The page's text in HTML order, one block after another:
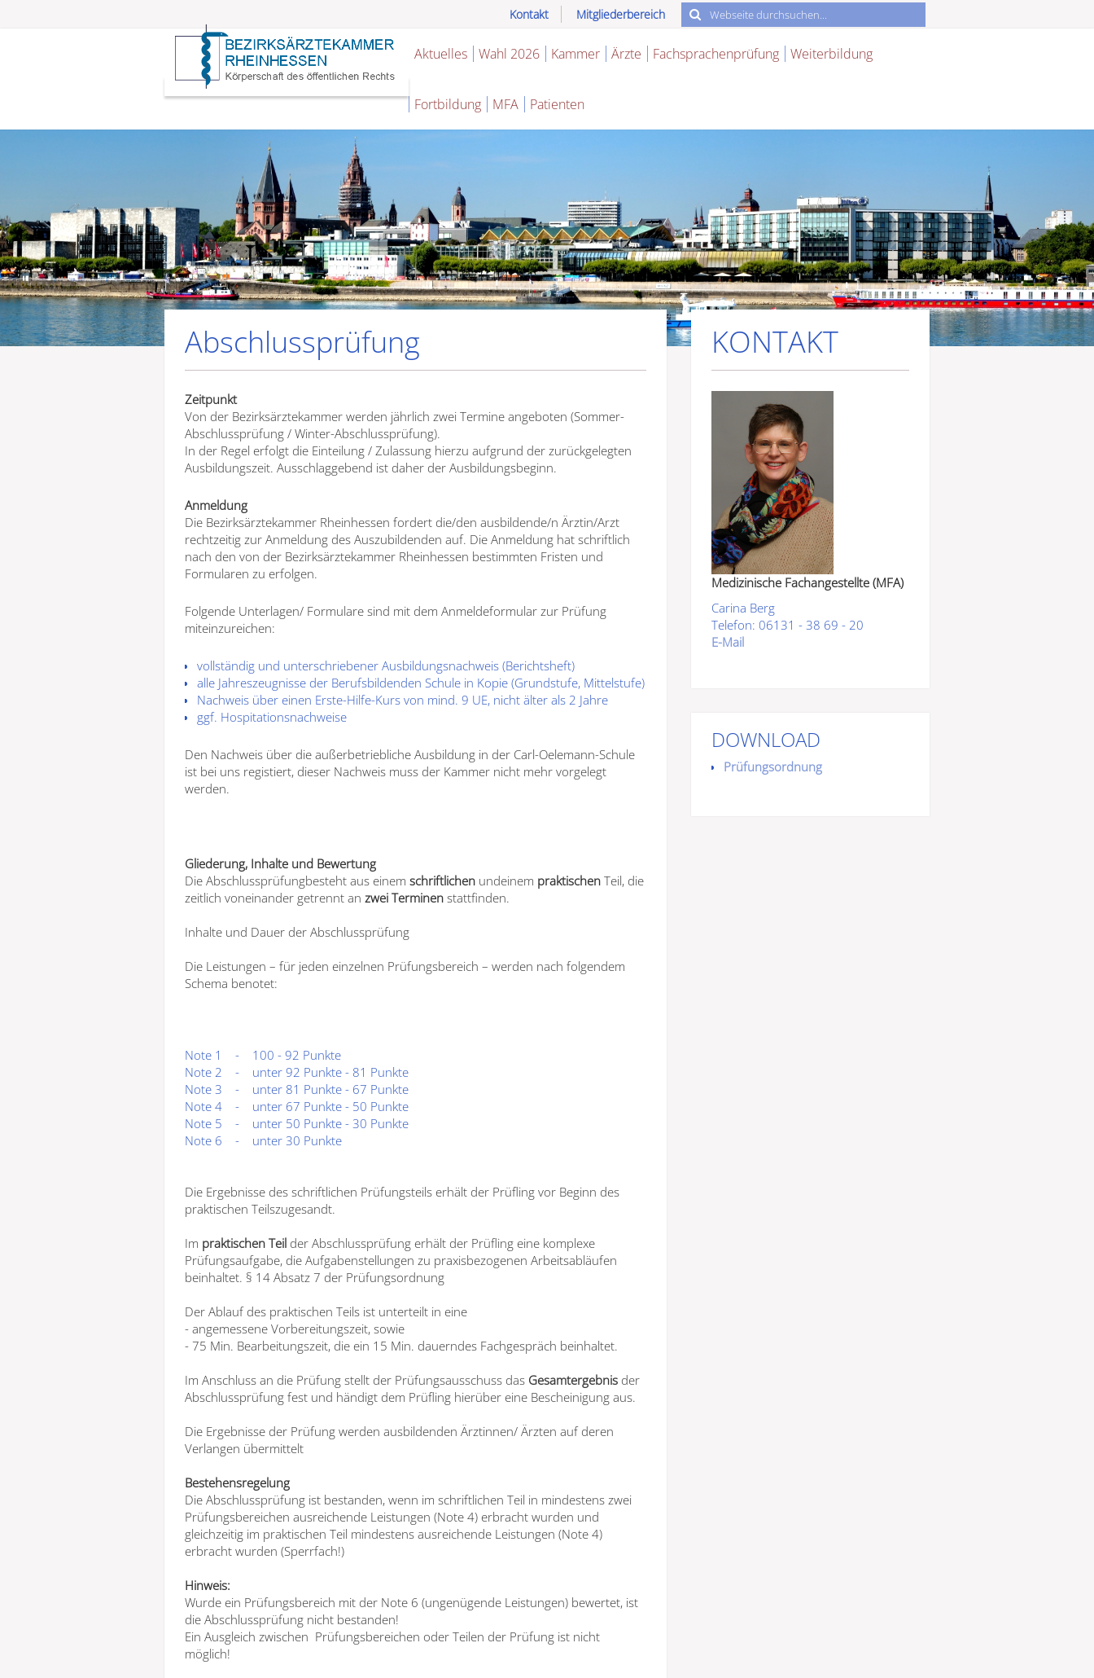
Kontakt Mitgliederbereich
Aktuelles Wahl 2026 Kammer Ärzte Fachsprachenprüfung Weiterbildung
Fortbildung MFA Patienten
Abschlussprüfung
Zeitpunkt
Von der Bezirksärztekammer werden jährlich zwei Termine angeboten (Sommer-
Abschlussprüfung / Winter-Abschlussprüfung).
In der Regel erfolgt die Einteilung / Zulassung hierzu aufgrund der zurückgelegten
Ausbildungszeit. Ausschlaggebend ist daher der Ausbildungsbeginn.
Anmeldung
Die Bezirksärztekammer Rheinhessen fordert die/den ausbildende/n Ärztin/Arzt
rechtzeitig zur Anmeldung des Auszubildenden auf. Die Anmeldung hat schriftlich
nach den von der Bezirksärztekammer Rheinhessen bestimmten Fristen und
Formularen zu erfolgen.
Folgende Unterlagen/ Formulare sind mit dem Anmeldeformular zur Prüfung
miteinzureichen:
vollständig und unterschriebener Ausbildungsnachweis (Berichtsheft)
alle Jahreszeugnisse der Berufsbildenden Schule in Kopie (Grundstufe, Mittelstufe)
Nachweis über einen Erste-Hilfe-Kurs von mind. 9 UE, nicht älter als 2 Jahre
ggf. Hospitationsnachweise
Den Nachweis über die außerbetriebliche Ausbildung in der Carl-Oelemann-Schule
ist bei uns registiert, dieser Nachweis muss der Kammer nicht mehr vorgelegt
werden.
Gliederung, Inhalte und Bewertung
Die Abschlussprüfungbesteht aus einem schriftlichen undeinem praktischen Teil, die
zeitlich voneinander getrennt an zwei Terminen stattfinden.
Inhalte und Dauer der Abschlussprüfung
Die Leistungen – für jeden einzelnen Prüfungsbereich – werden nach folgendem
Schema benotet:
Note 1 - 100 - 92 Punkte
Note 2 - unter 92 Punkte - 81 Punkte
Note 3 - unter 81 Punkte - 67 Punkte
Note 4 - unter 67 Punkte - 50 Punkte
Note 5 - unter 50 Punkte - 30 Punkte
Note 6 - unter 30 Punkte
Die Ergebnisse des schriftlichen Prüfungsteils erhält der Prüfling vor Beginn des
praktischen Teilszugesandt.
Im praktischen Teil der Abschlussprüfung erhält der Prüfling eine komplexe
Prüfungsaufgabe, die Aufgabenstellungen zu praxisbezogenen Arbeitsabläufen
beinhaltet. § 14 Absatz 7 der Prüfungsordnung
Der Ablauf des praktischen Teils ist unterteilt in eine
- angemessene Vorbereitungszeit, sowie
- 75 Min. Bearbeitungszeit, die ein 15 Min. dauerndes Fachgespräch beinhaltet.
Im Anschluss an die Prüfung stellt der Prüfungsausschuss das Gesamtergebnis der
Abschlussprüfung fest und händigt dem Prüfling hierüber eine Bescheinigung aus.
Die Ergebnisse der Prüfung werden ausbildenden Ärztinnen/ Ärzten auf deren
Verlangen übermittelt
Bestehensregelung
Die Abschlussprüfung ist bestanden, wenn im schriftlichen Teil in mindestens zwei
Prüfungsbereichen ausreichende Leistungen (Note 4) erbracht wurden und
gleichzeitig im praktischen Teil mindestens ausreichende Leistungen (Note 4)
erbracht wurden (Sperrfach!)
Hinweis:
Wurde ein Prüfungsbereich mit der Note 6 (ungenügende Leistungen) bewertet, ist
die Abschlussprüfung nicht bestanden!
Ein Ausgleich zwischen Prüfungsbereichen oder Teilen der Prüfung ist nicht
möglich!
KONTAKT
Medizinische Fachangestellte (MFA)
Carina Berg
Telefon: 06131 - 38 69 - 20
E-Mail
DOWNLOAD
Prüfungsordnung